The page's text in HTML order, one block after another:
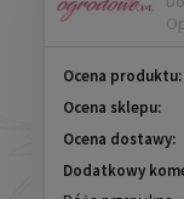
Ocena produktu:
Ocena sklepu:
Ocena dostawy:
Dodatkowy